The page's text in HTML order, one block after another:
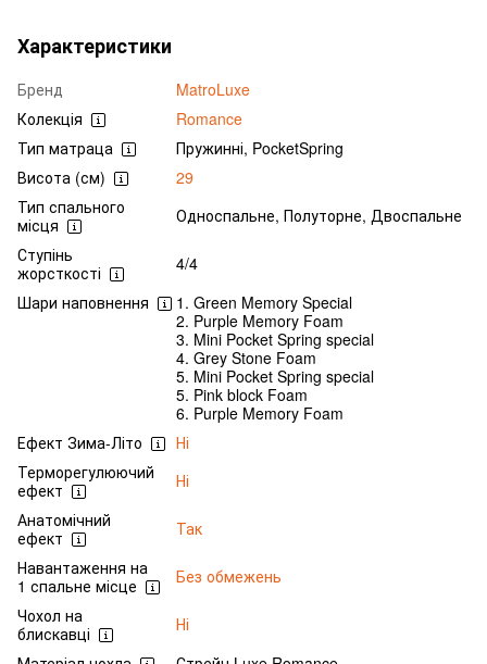
Характеристики
Бренд
MatroLuxe
Колекція
Romance
Тип матраца
Пружинні, PocketSpring
Висота (см)
29
Тип спального
місця
Односпальне, Полуторне, Двоспальне
Ступінь
жорсткості
4/4
Шари наповнення
1. Green Memory Special
2. Purple Memory Foam
3. Mini Pocket Spring special
4. Grey Stone Foam
5. Mini Pocket Spring special
5. Pink block Foam
6. Purple Memory Foam
Ефект Зима-Літо
Ні
Терморегулюючий
ефект
Ні
Анатомічний
ефект
Так
Навантаження на
1 спальне місце
Без обмежень
Чохол на
блискавці
Ні